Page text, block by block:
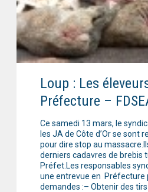
Loup : Les
Préfecture –
Ce samedi 13 mars, le
les JA de Côte d’Or se sont
pour dire stop au
derniers cadavres de brebis
Préfet.Les responsables
une entrevue en Préfecture
demandes :– Obtenir des